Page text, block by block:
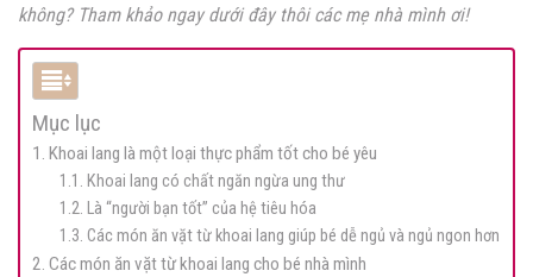
không? Tham khảo ngay dưới đây thôi các mẹ nhà mình ơi!
Mục lục
1. Khoai lang là một loại thực phẩm tốt cho bé yêu
1.1. Khoai lang có chất ngăn ngừa ung thư
1.2. Là “người bạn tốt” của hệ tiêu hóa
1.3. Các món ăn vặt từ khoai lang giúp bé dễ ngủ và ngủ ngon hơn
2. Các món ăn vặt từ khoai lang cho bé nhà mình